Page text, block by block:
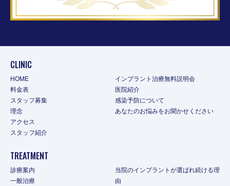
CLINIC
HOME
料金表
スタッフ募集
理念
アクセス
スタッフ紹介
インプラント治療無料説明会
医院紹介
感染予防について
あなたのお悩みをお聞かせください
TREATMENT
診療案内
一般治療
当院のインプラントが選ばれ続ける理
由